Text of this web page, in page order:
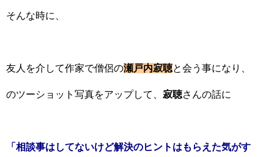
そんな時に、
友人を介して作家で僧侶の瀬戸内寂聴と会う事になり、
のツーショット写真をアップして、 寂聴さんの話に
「相談事はしてないけど解決のヒントはもらえた気がす